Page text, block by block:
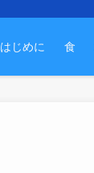
はじめに 食